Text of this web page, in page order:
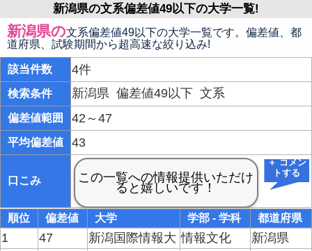
新潟県の文系偏差値49以下の大学一覧!
新潟県の文系偏差値49以下の大学一覧です。偏差値、都
道府県、試験期間から超高速な絞り込み!
該当件数 4件
検索条件 新潟県 偏差値49以下 文系
偏差値範囲 42～47
平均偏差値 43
口こみ
＋ コメン
トする
順位 偏差値 大学 学部 - 学科 都道府県
1 47 新潟国際情報大 情報文化
新潟県